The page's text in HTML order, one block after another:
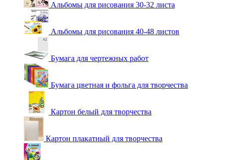
Альбомы для рисования 30-32 листа
Альбомы для рисования 40-48 листов
Бумага для чертежных работ
Бумага цветная и фольга для творчества
Картон белый для творчества
Картон плакатный для творчества